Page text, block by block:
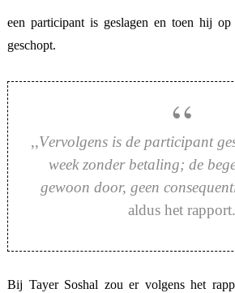
een participant is geslagen en toen hij
geschopt.
,,Vervolgens is de participant geschorst voor een
week zonder betaling; de
gewoon door, geen
aldus het rapport.
Bij Tayer Soshal zou er volgens het